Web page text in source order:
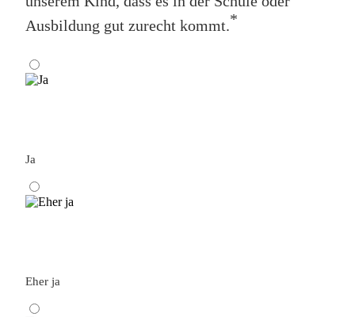
Ausbildung gut zurecht kommt.*
Ja
Eher ja